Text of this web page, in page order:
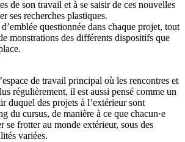
de son travail et à se saisir de ces nouvelles
ses recherches plastiques.
questionnée dans chaque projet, tout
monstrations des différents dispositifs que
de travail principal où les rencontres et
régulièrement, il est aussi pensé comme un
duquel des projets à l’extérieur sont
du cursus, de manière à ce que chacun·e
se frotter au monde extérieur, sous des
variées.